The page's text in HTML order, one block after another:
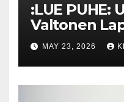
:LUE PUHE:
Valtonen
Lahden
MAY 23, 2026